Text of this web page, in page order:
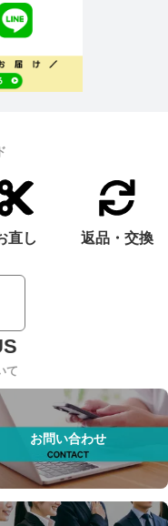
直し 返品・交換
て
お問い合わせ